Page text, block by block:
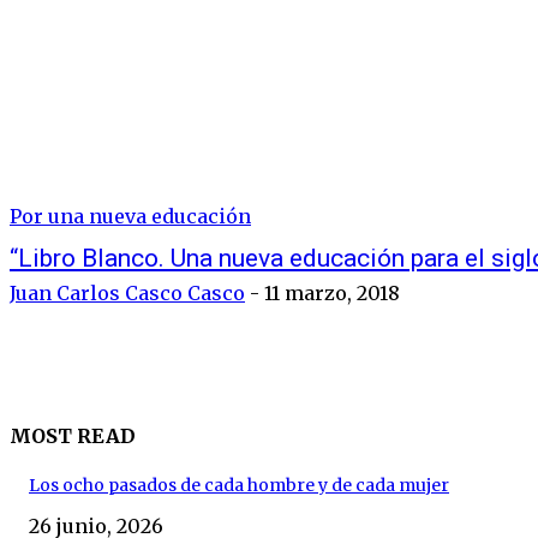
Por una nueva educación
“Libro Blanco. Una nueva educación para el
Juan Carlos Casco Casco - 11 marzo, 2018
MOST READ
Los ocho pasados de cada hombre y de cada mujer
26 junio, 2026